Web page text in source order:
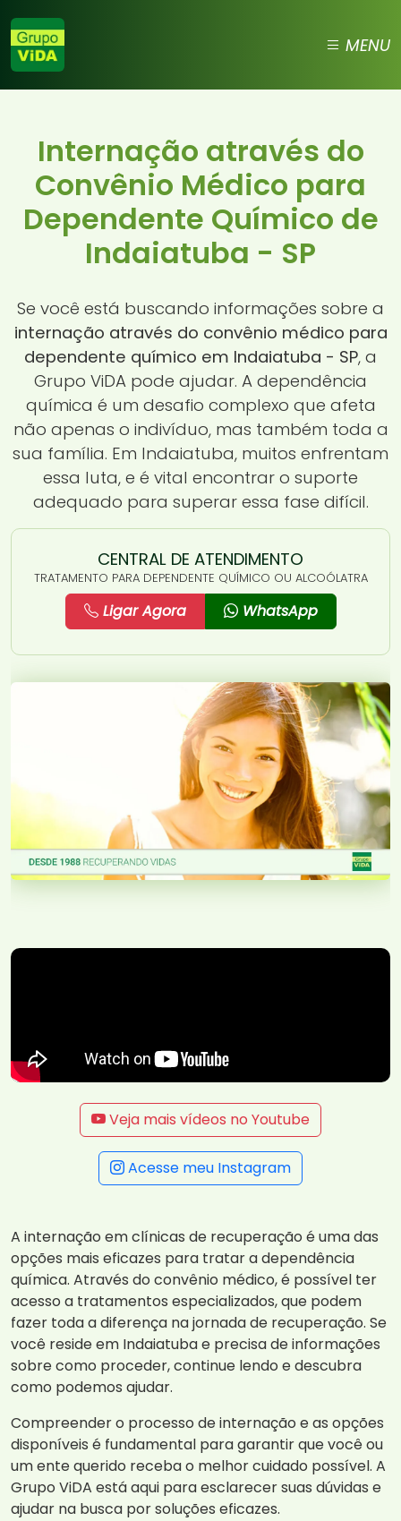
MENU
Internação através do
Convênio Médico para
Dependente Químico de
Indaiatuba - SP
Se você está buscando informações sobre a
internação através do convênio médico para
dependente químico em Indaiatuba - SP, a
Grupo ViDA pode ajudar. A dependência
química é um desafio complexo que afeta
não apenas o indivíduo, mas também toda a
sua família. Em Indaiatuba, muitos enfrentam
essa luta, e é vital encontrar o suporte
adequado para superar essa fase difícil.
CENTRAL DE ATENDIMENTO
TRATAMENTO PARA DEPENDENTE QUÍMICO OU ALCOÓLATRA
Ligar Agora WhatsApp
Veja mais vídeos no Youtube
Acesse meu Instagram
A internação em clínicas de recuperação é uma das
opções mais eficazes para tratar a dependência
química. Através do convênio médico, é possível ter
acesso a tratamentos especializados, que podem
fazer toda a diferença na jornada de recuperação. Se
você reside em Indaiatuba e precisa de informações
sobre como proceder, continue lendo e descubra
como podemos ajudar.
Compreender o processo de internação e as opções
disponíveis é fundamental para garantir que você ou
um ente querido receba o melhor cuidado possível. A
Grupo ViDA está aqui para esclarecer suas dúvidas e
ajudar na busca por soluções eficazes.